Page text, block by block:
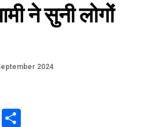
ने सुनी लोगों
2024
Copy